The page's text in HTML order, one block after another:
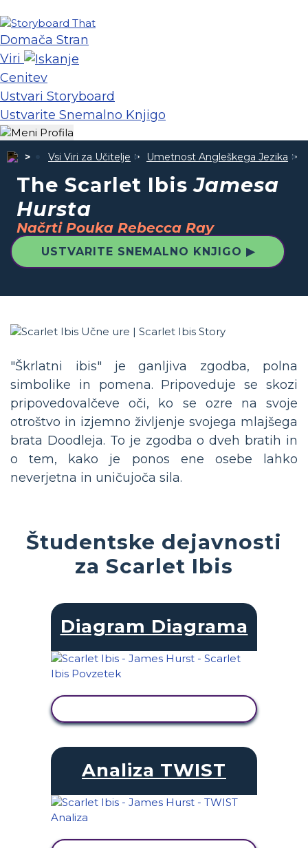
Domača Stran
Viri
Cenitev
Ustvari Storyboard
Ustvarite Snemalno Knjigo
Vsi Viri za Učitelje Umetnost Angleškega Jezika
The Scarlet IbisJamesa
Hursta
Načrti Pouka Rebecca Ray
USTVARITE SNEMALNO KNJIGO ▶
"Škrlatni ibis" je ganljiva zgodba, polna
simbolike in pomena. Pripoveduje se skozi
pripovedovalčeve oči, ko se ozre na svoje
otroštvo in izjemno življenje svojega mlajšega
brata Doodleja. To je zgodba o dveh bratih in
o tem, kako je ponos ene osebe lahko
neverjetna in uničujoča sila.
Študentske dejavnosti
za Scarlet Ibis
Diagram Diagrama
Analiza TWIST